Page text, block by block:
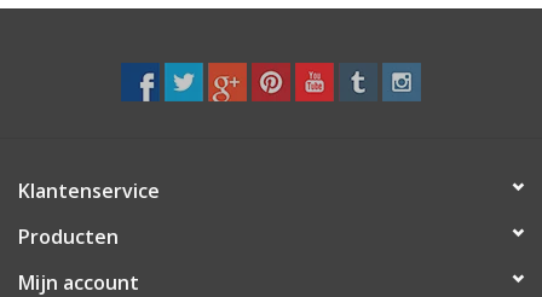
Klantenservice
Producten
Mijn account